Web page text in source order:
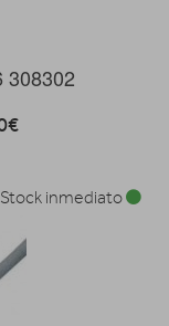
308302
Stock inmediato